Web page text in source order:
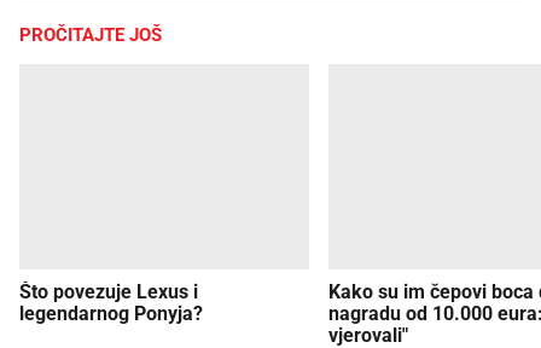
PROČITAJTE JOŠ
Što povezuje Lexus i
legendarnog Ponyja?
Kako su im čepovi boca
nagradu od 10.000
vjerovali"